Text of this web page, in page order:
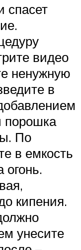
спасет
видео
ненужную
в
порошка
По
в емкость
огонь.
кипения.
унесите